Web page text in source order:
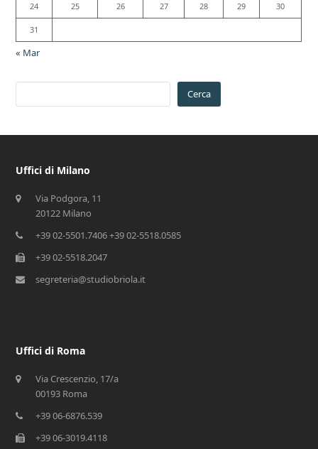
24 25 26 27 28 29 30
31
« Mar
Cerca
Uffici di Milano
Via Podgora, 11
20122 Milano
+39 02-5501.7406 +39 02-5518.0585
+39 02-5518.2047
segreteria@studiobriola.it
Uffici di Roma
Via Crescenzio, 17/a
00193 Roma
+39 06-6876.539
+39 06-3019.4118